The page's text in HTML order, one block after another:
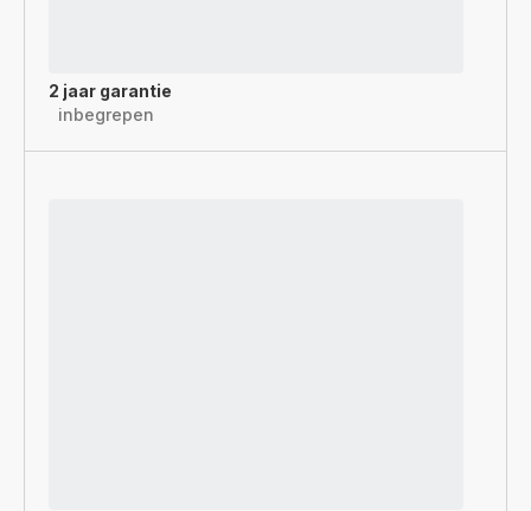
2 jaar garantie
inbegrepen